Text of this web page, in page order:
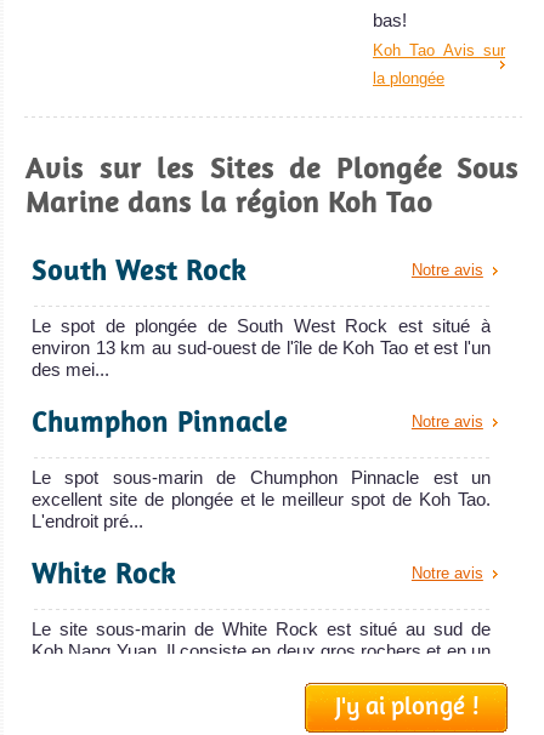
bas!
Koh Tao Avis sur
la plongée
Avis sur les Sites de Plongée Sous
Marine dans la région Koh Tao
Notre avis
South West Rock
Le spot de plongée de South West Rock est situé à
environ 13 km au sud-ouest de l'île de Koh Tao et est l'un
des mei...
Notre avis
Chumphon Pinnacle
Le spot sous-marin de Chumphon Pinnacle est un
excellent site de plongée et le meilleur spot de Koh Tao.
L'endroit pré...
Notre avis
White Rock
Le site sous-marin de White Rock est situé au sud de
Koh Nang Yuan. Il consiste en deux gros rochers et en un
Notre avis
J'y ai plongé !